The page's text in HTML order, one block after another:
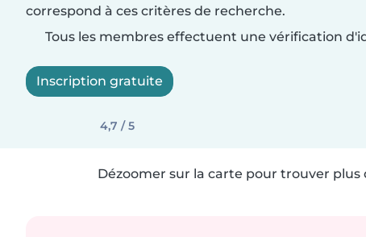
correspond à ces critères de recherche.
Tous les membres effectuent une vérification
Inscription gratuite
4,7 / 5
Dézoomer sur la carte pour trouver plus